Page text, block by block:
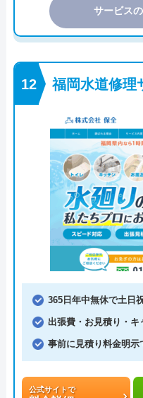
サービス
福岡水道修理
365日年中無休で土日
出張費・お見積り・キ
事前に見積り料金明示
公式サイトで